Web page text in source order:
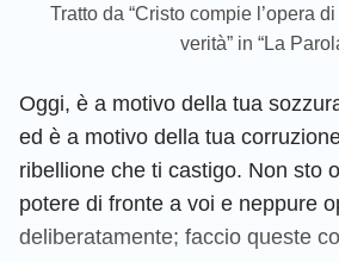
Tratto da “Cristo compie l’opera
verità” in “La
Oggi, è a motivo della tua
ed è a motivo della tua
ribellione che ti castigo. Non sto
potere di fronte a voi e neppure
deliberatamente; faccio queste